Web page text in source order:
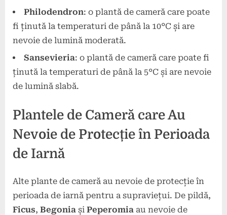
Philodendron: o plantă de cameră care poate
fi ținută la temperaturi de până la 10°C și are
nevoie de lumină moderată.
Sansevieria: o plantă de cameră care poate fi
ținută la temperaturi de până la 5°C și are nevoie
de lumină slabă.
Plantele de Cameră care Au
Nevoie de Protecție în Perioada
de Iarnă
Alte plante de cameră au nevoie de protecție în
perioada de iarnă pentru a supraviețui. De pildă,
Ficus, Begonia și Peperomia au nevoie de